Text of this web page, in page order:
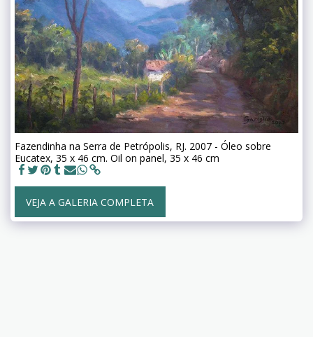
Fazendinha na Serra de Petrópolis, RJ. 2007 - Óleo sobre
Eucatex, 35 x 46 cm. Oil on panel, 35 x 46 cm
VEJA A GALERIA COMPLETA